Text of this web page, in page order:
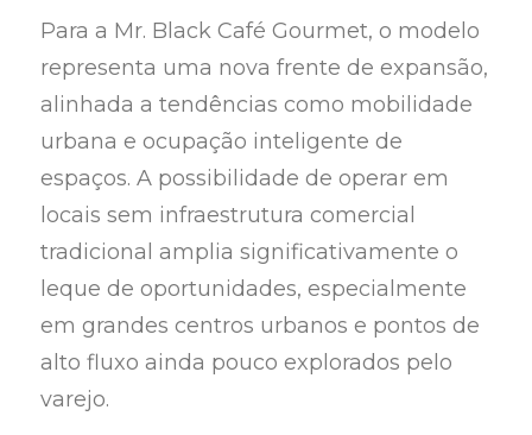
Para a Mr. Black Café Gourmet, o modelo
representa uma nova frente de expansão,
alinhada a tendências como mobilidade
urbana e ocupação inteligente de
espaços. A possibilidade de operar em
locais sem infraestrutura comercial
tradicional amplia significativamente o
leque de oportunidades, especialmente
em grandes centros urbanos e pontos de
alto fluxo ainda pouco explorados pelo
varejo.